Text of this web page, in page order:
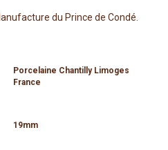
du Prince de Condé.
Porcelaine Chantilly Limoges
France
19mm